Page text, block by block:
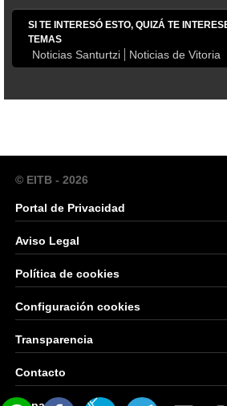
SI TE INTERESÓ ESTO, QUIZÁ TE
TEMAS
Noticias Santurtzi Noticias de Vitoria
© EITB - 2026
Portal de Privacidad
Aviso Legal
Política de cookies
Configuración cookies
Transparencia
Contacto